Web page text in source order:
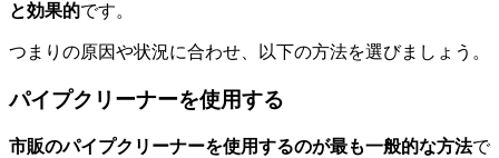
と効果的です。
つまりの原因や状況に合わせ、以下の方法を選びましょう。
パイプクリーナーを使用する
市販のパイプクリーナーを使用するのが最も一般的な方法で